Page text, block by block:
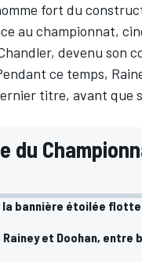
fort du
au championnat,
devenu son
ce temps,
titre, avant que
du
la bannière étoilée
Rainey et Doohan, entre